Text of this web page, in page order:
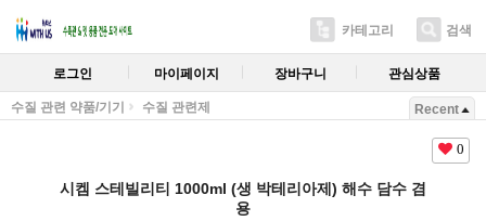
카테고리 검색
로그인 마이페이지 장바구니 관심상품
수질 관련 약품/기기 수질 관련제 Recent
0
시켐 스테빌리티 1000ml (생 박테리아제) 해수 담수 겸
용